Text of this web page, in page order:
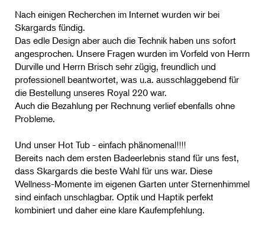
Nach einigen Recherchen im Internet wurden wir bei
Skargards fündig.
Das edle Design aber auch die Technik haben uns sofort
angesprochen. Unsere Fragen wurden im Vorfeld von Herrn
Durville und Herrn Brisch sehr zügig, freundlich und
professionell beantwortet, was u.a. ausschlaggebend für
die Bestellung unseres Royal 220 war.
Auch die Bezahlung per Rechnung verlief ebenfalls ohne
Probleme.
Und unser Hot Tub - einfach phänomenal!!!!
Bereits nach dem ersten Badeerlebnis stand für uns fest,
dass Skargards die beste Wahl für uns war. Diese
Wellness-Momente im eigenen Garten unter Sternenhimmel
sind einfach unschlagbar. Optik und Haptik perfekt
kombiniert und daher eine klare Kaufempfehlung.